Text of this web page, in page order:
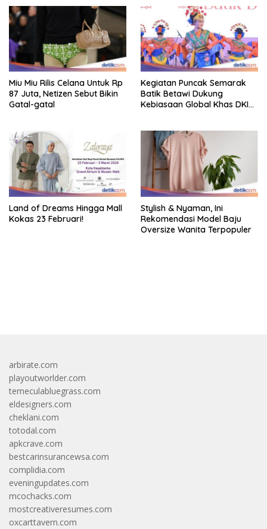
Miu Miu Rilis Celana Untuk Rp
87 Juta, Netizen Sebut Bikin
Gatal-gatal
Kegiatan Puncak Semarak
Batik Betawi Dukung
Kebiasaan Global Khas DKI
Land of Dreams Hingga Mall
Kokas 23 Februari!
Stylish & Nyaman, Ini
Rekomendasi Model Baju
Oversize Wanita Terpopuler
arbirate.com
playoutworlder.com
temeculabluegrass.com
eldesigners.com
cheklani.com
totodal.com
apkcrave.com
bestcarinsurancewsa.com
complidia.com
eveningupdates.com
mcochacks.com
mostcreativeresumes.com
oxcarttavern.com